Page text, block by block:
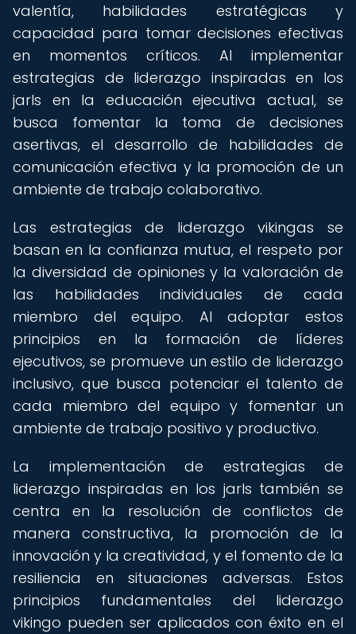
valentía, habilidades estratégicas y
capacidad para tomar decisiones efectivas
en momentos críticos. Al implementar
estrategias de liderazgo inspiradas en los
jarls en la educación ejecutiva actual, se
busca fomentar la toma de decisiones
asertivas, el desarrollo de habilidades de
comunicación efectiva y la promoción de un
ambiente de trabajo colaborativo.
Las estrategias de liderazgo vikingas se
basan en la confianza mutua, el respeto por
la diversidad de opiniones y la valoración de
las habilidades individuales de cada
miembro del equipo. Al adoptar estos
principios en la formación de líderes
ejecutivos, se promueve un estilo de liderazgo
inclusivo, que busca potenciar el talento de
cada miembro del equipo y fomentar un
ambiente de trabajo positivo y productivo.
La implementación de estrategias de
liderazgo inspiradas en los jarls también se
centra en la resolución de conflictos de
manera constructiva, la promoción de la
innovación y la creatividad, y el fomento de la
resiliencia en situaciones adversas. Estos
principios fundamentales del liderazgo
vikingo pueden ser aplicados con éxito en el